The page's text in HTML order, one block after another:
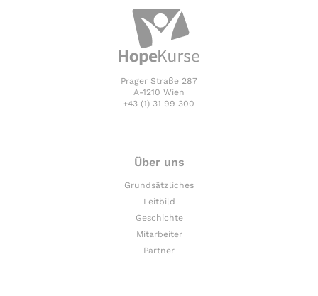
Prager Straße 287
A-1210 Wien
+43 (1) 31 99 300
Über uns
Grundsätzliches
Leitbild
Geschichte
Mitarbeiter
Partner